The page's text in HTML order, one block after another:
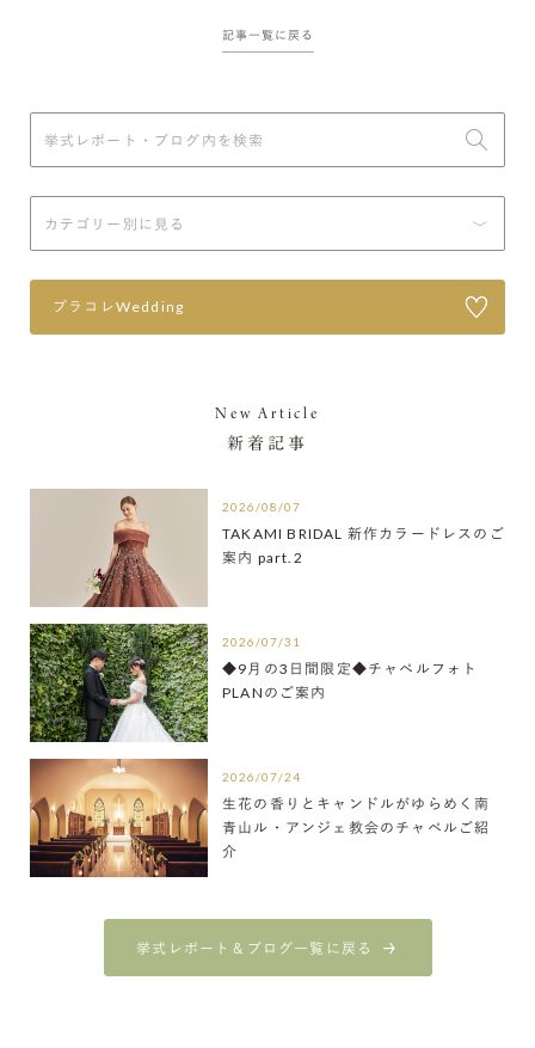
記事一覧に戻る
プラコレWedding
New Article
新着記事
2026/08/07
TAKAMI BRIDAL 新作カラードレスのご
案内 part.2
2026/07/31
◆9月の3日間限定◆チャペルフォト
PLANのご案内
2026/07/24
生花の香りとキャンドルがゆらめく南
青山ル・アンジェ教会のチャペルご紹
介
挙式レポート＆ブログ一覧に戻る